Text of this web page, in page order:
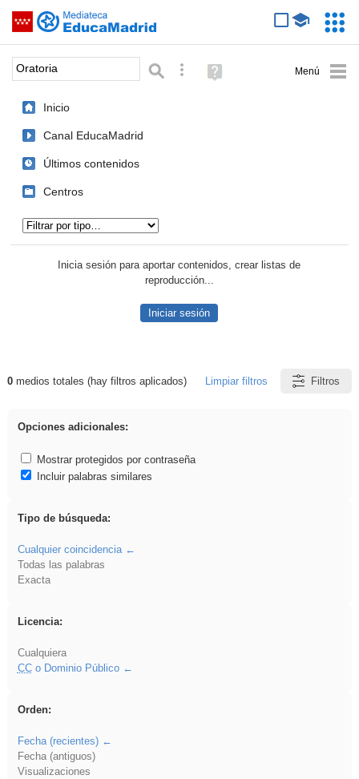
Saltar navegación
Palabra o frase: Búsqueda avanzada
Ayuda
(en
Inicio
Canal EducaMadrid
Últimos contenidos
Centros
Inicia sesión para aportar contenidos, crear listas de
reproducción...
Iniciar sesión
Resultados de: Oratoria
0medios totales (hay filtros aplicados) Limpiar filtros Filtros
Opciones adicionales:
Mostrar protegidos por contraseña
Incluir palabras similares
Tipo de búsqueda:
Cualquier coincidencia
Todas las palabras
Exacta
Licencia:
Cualquiera
CCo Dominio Público
Orden:
Fecha (recientes)
Fecha (antiguos)
Visualizaciones